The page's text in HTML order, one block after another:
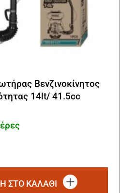
Βενζινοκίνητος
14lt/ 41.5cc
ΣΤΟ ΚΑΛΑΘΙ